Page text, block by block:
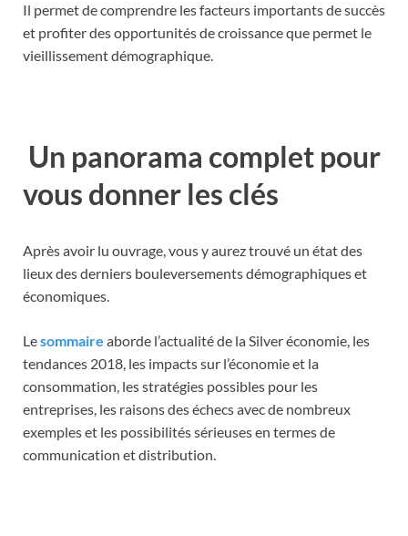
Il permet de comprendre les facteurs importants de succès
et profiter des opportunités de croissance que permet le
vieillissement démographique.
Un panorama complet pour
vous donner les clés
Après avoir lu ouvrage, vous y aurez trouvé un état des
lieux des derniers bouleversements démographiques et
économiques.
Lesommaire aborde l’actualité de la Silver économie, les
tendances 2018, les impacts sur l’économie et la
consommation, les stratégies possibles pour les
entreprises, les raisons des échecs avec de nombreux
exemples et les possibilités sérieuses en termes de
communication et distribution.